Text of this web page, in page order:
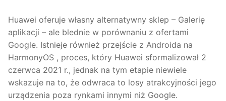
Huawei oferuje własny alternatywny sklep – Galerię
aplikacji – ale blednie w porównaniu z ofertami
Google. Istnieje również przejście z Androida na
HarmonyOS , proces, który Huawei sformalizował 2
czerwca 2021 r., jednak na tym etapie niewiele
wskazuje na to, że odwraca to losy atrakcyjności jego
urządzenia poza rynkami innymi niż Google.